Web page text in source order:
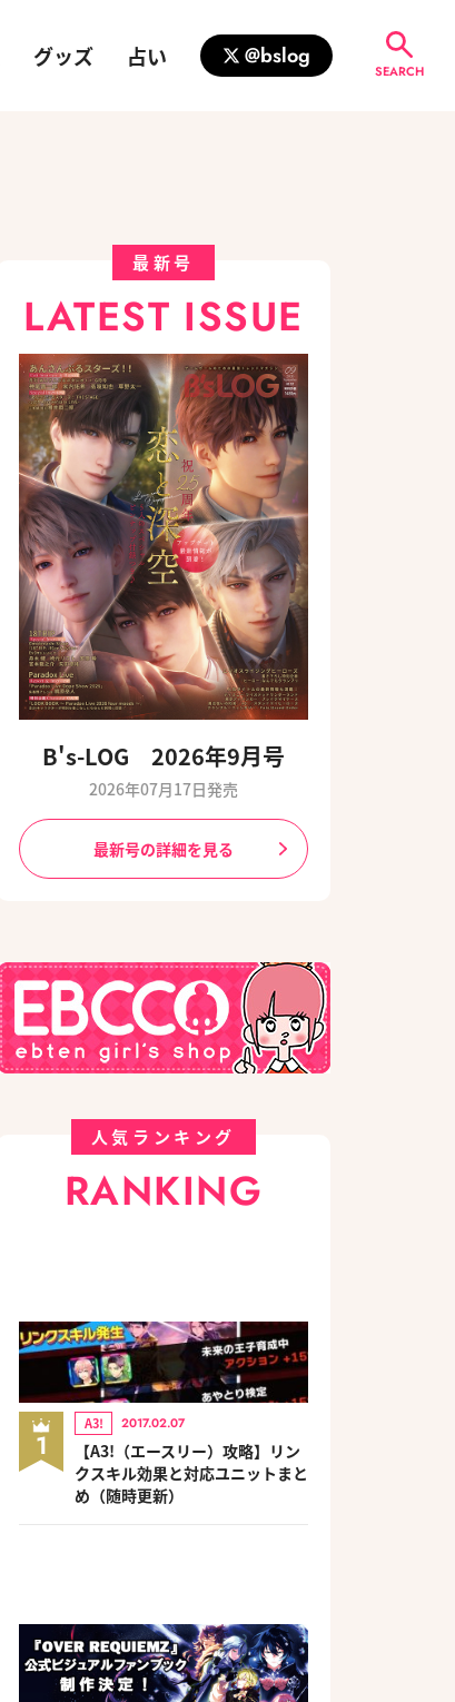
グッズ 占い @bslog
SEARCH
最新号
LATEST ISSUE
B's-LOG 2026年9月号
2026年07月17日発売
最新号の詳細を見る
人気ランキング
RANKING
1
A3! 2017.02.07
【A3!（エースリー）攻略】リン
クスキル効果と対応ユニットまと
め（随時更新）